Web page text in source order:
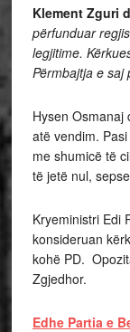
Klement Zguri
përfunduar
legjitime.
Përmbajtja e saj
Hysen Osmanaj
atë vendim.
me shumicë të
të jetë nul,
Kryeministri Edi
konsideruan
kohë PD.
Zgjedhor.
Edhe Partia e